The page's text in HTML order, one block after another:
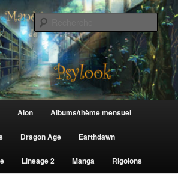
de Psylook
Aion Albums/thème mensuel
Dragon Age Earthdawn
Lineage 2 Manga Rigolons